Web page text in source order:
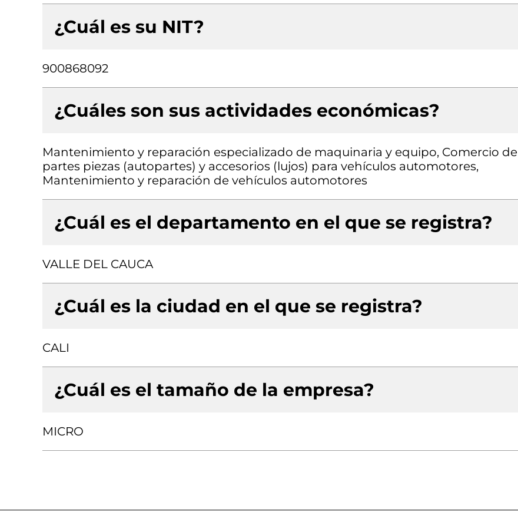
¿Cuál es su NIT?
900868092
¿Cuáles son sus actividades económicas?
Mantenimiento y reparación especializado de maquinaria y equipo, Comercio de
partes piezas (autopartes) y accesorios (lujos) para vehículos automotores,
Mantenimiento y reparación de vehículos automotores
¿Cuál es el departamento en el que se registra?
VALLE DEL CAUCA
¿Cuál es la ciudad en el que se registra?
CALI
¿Cuál es el tamaño de la empresa?
MICRO